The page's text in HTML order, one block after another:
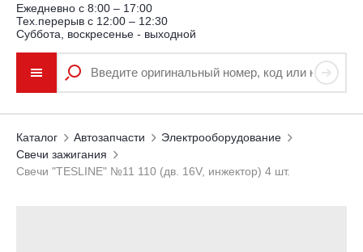
Ежедневно c 8:00 – 17:00
Тех.перерыв с 12:00 – 12:30
Суббота, воскресенье - выходной
Каталог Автозапчасти
Электрооборудование
Свечи зажигания
Свечи "TESLINE" №11 110 (дв. 16V, инжектор) 4 шт.